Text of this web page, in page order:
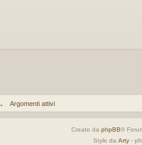
Argomenti attivi
Creato da phpBB®
Style da Arty -